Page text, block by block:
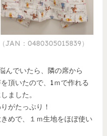
JAN：0480305015839）
んでいたら、隣の席から
頂いたので、1ｍで作れる
ました。
がたっぷり！
めで、１ｍ生地をほぼ使い